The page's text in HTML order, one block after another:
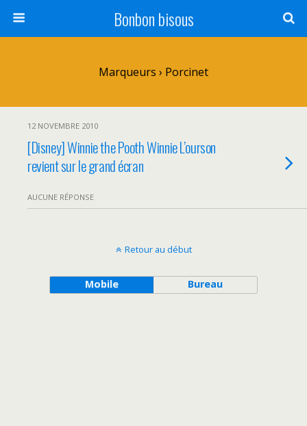
Bonbon bisous
Marqueurs › Porcinet
12 NOVEMBRE 2010
[Disney] Winnie the Pooth Winnie L’ourson
revient sur le grand écran
AUCUNE RÉPONSE
Retour au début
Mobile Bureau